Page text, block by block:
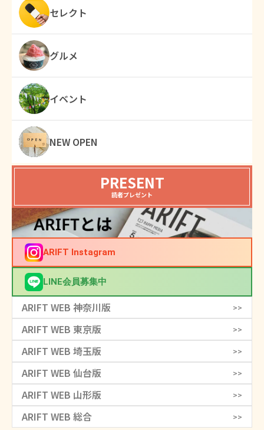
セレクト
グルメ
イベント
NEW OPEN
PRESENT
読者プレゼント
ARIFT Instagram
LINE会員募集中
ARIFT WEB 神奈川版 >>
ARIFT WEB 東京版 >>
ARIFT WEB 埼玉版 >>
ARIFT WEB 仙台版 >>
ARIFT WEB 山形版 >>
ARIFT WEB 総合 >>